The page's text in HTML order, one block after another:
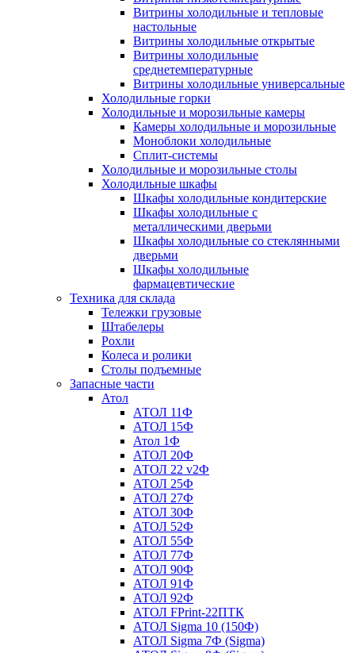
Витрины холодильные и тепловые
настольные
Витрины холодильные открытые
Витрины холодильные
среднетемпературные
Витрины холодильные универсальные
Холодильные горки
Холодильные и морозильные камеры
Камеры холодильные и морозильные
Моноблоки холодильные
Сплит-системы
Холодильные и морозильные столы
Холодильные шкафы
Шкафы холодильные кондитерские
Шкафы холодильные с
металлическими дверьми
Шкафы холодильные со стеклянными
дверьми
Шкафы холодильные
фармацевтические
Техника для склада
Тележки грузовые
Штабелеры
Рохли
Колеса и ролики
Столы подъемные
Запасные части
Атол
АТОЛ 11Ф
АТОЛ 15Ф
Атол 1Ф
АТОЛ 20Ф
АТОЛ 22 v2Ф
АТОЛ 25Ф
АТОЛ 27Ф
АТОЛ 30Ф
АТОЛ 52Ф
АТОЛ 55Ф
АТОЛ 77Ф
АТОЛ 90Ф
АТОЛ 91Ф
АТОЛ 92Ф
АТОЛ FPrint-22ПТК
АТОЛ Sigma 10 (150Ф)
АТОЛ Sigma 7Ф (Sigma)